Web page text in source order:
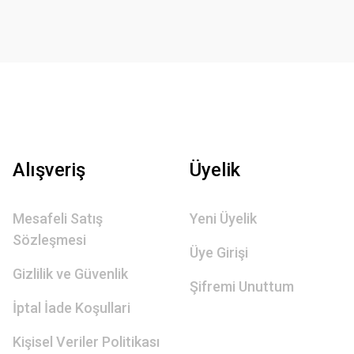
Alışveriş
Mesafeli Satış
Sözleşmesi
Gizlilik ve Güvenlik
İptal İade Koşullari
Kişisel Veriler Politikası
Üyelik
Yeni Üyelik
Üye Girişi
Şifremi Unuttum